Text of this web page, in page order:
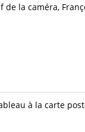
la caméra,
à la carte